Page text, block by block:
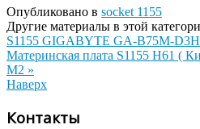
Опубликовано в socket 1155
Другие материалы в этой
S1155 GIGABYTE GA-B75M-
Материнская плата S1155 H61 (
M2 »
Наверх
Контакты